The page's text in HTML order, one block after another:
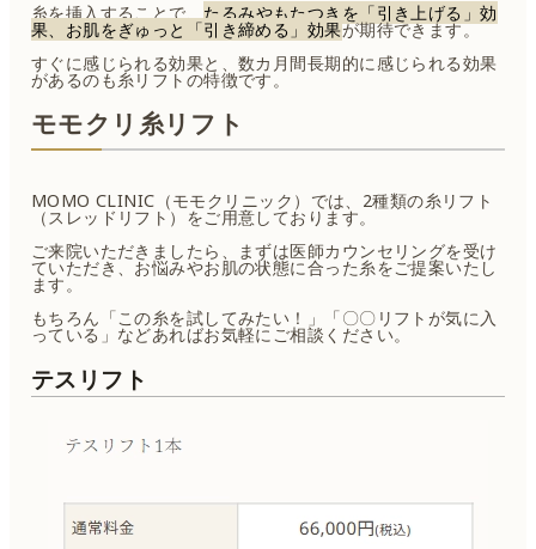
糸を挿入することで、 たるみやもたつきを「引き上げる」効
果、お肌をぎゅっと「引き締める」効果が期待できます。
すぐに感じられる効果と、数カ月間長期的に感じられる効果
があるのも糸リフトの特徴です。
モモクリ糸リフト
MOMO CLINIC（モモクリニック）では、2種類の糸リフト
（スレッドリフト）をご用意しております。
ご来院いただきましたら、まずは医師カウンセリングを受け
ていただき、お悩みやお肌の状態に合った糸をご提案いたし
ます。
もちろん「この糸を試してみたい！」「〇〇リフトが気に入
っている」などあればお気軽にご相談ください。
テスリフト